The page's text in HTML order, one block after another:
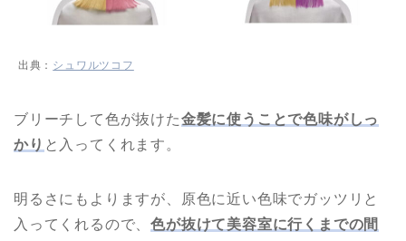
出典： シュワルツコフ
ブリーチして色が抜けた金髪に使うことで色味がしっ
かり と入ってくれます。
明るさにもよりますが、原色に近い色味でガッツリと
入ってくれるので、色が抜けて美容室に行くまでの間